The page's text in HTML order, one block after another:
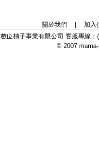
關於我們
加入
數位柚子事業有限公司 客服專線
© 2007